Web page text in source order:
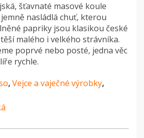
šťavnaté masové koule
nasládlá chuť, kterou
papriky jsou klasikou české
malého i velkého strávníka.
poprvé nebo posté, jedna věc
rychle.
,Vejce a vaječné výrobky,